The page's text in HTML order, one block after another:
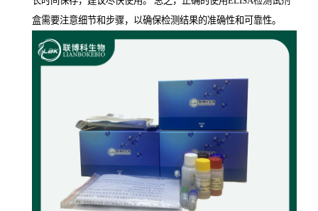
盒需要注意细节和步骤，以确保检测结果的准确性和可靠性。